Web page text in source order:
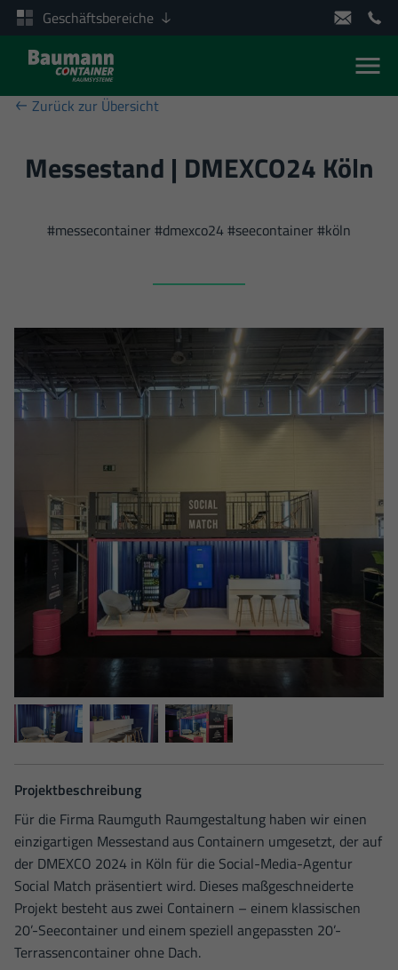
Zum Inhalt springen
Geschäftsbereiche
Zurück zur Übersicht
Messestand | DMEXCO24 Köln
#messecontainer #dmexco24 #seecontainer #köln
Projektbeschreibung
Für die Firma Raumguth Raumgestaltung haben wir einen
einzigartigen Messestand aus Containern umgesetzt, der auf
der DMEXCO 2024 in Köln für die Social-Media-Agentur
Social Match präsentiert wird. Dieses maßgeschneiderte
Projekt besteht aus zwei Containern – einem klassischen
20’-Seecontainer und einem speziell angepassten 20’-
Terrassencontainer ohne Dach.